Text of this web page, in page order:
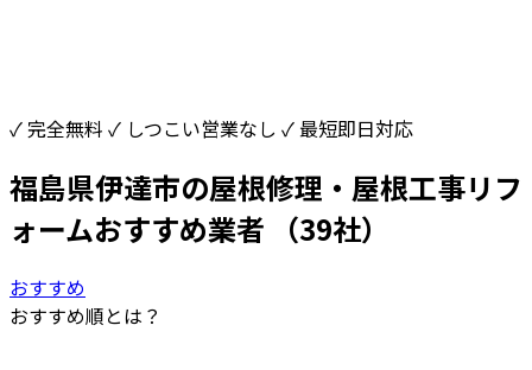
✓ 完全無料 ✓ しつこい営業なし ✓ 最短即日対応
福島県伊達市の屋根修理・屋根工事リフ
ォームおすすめ業者
（39社）
おすすめ
おすすめ順とは？